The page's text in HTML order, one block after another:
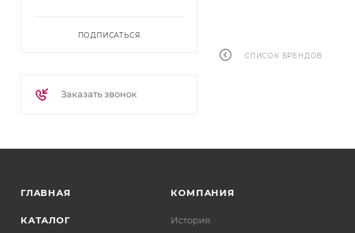
СПИСОК БРЕНДОВ
ПОДПИСАТЬСЯ
Заказать звонок
ГЛАВНАЯ
КАТАЛОГ
КОМПАНИЯ
История